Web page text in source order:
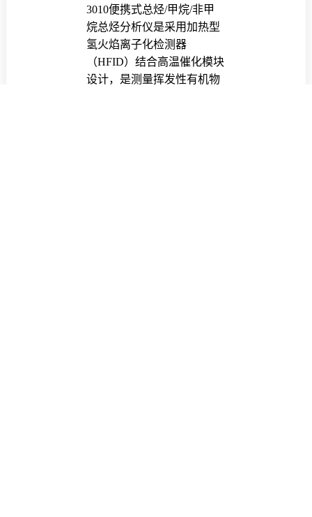
3010便携式总烃/甲烷/非甲
烷总烃分析仪是采用加热型
氢火焰离子化检测器
（HFID）结合高温催化模块
设计，是测量挥发性有机物